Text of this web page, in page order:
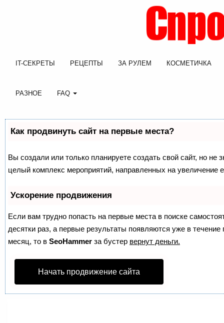
IT-СЕКРЕТЫ РЕЦЕПТЫ ЗА РУЛЕМ КОСМЕТИЧКА
РАЗНОЕ FAQ
Как продвинуть сайт на первые места?
Вы создали или только планируете создать свой сайт, но не
целый комплекс мероприятий, направленных на увеличение
Ускорение продвижения
Если вам трудно попасть на первые места в поиске
десятки раз, а первые результаты появляются уже в
месяц, то в SeoHammer за бустер вернут деньги.
Начать продвижение сайта